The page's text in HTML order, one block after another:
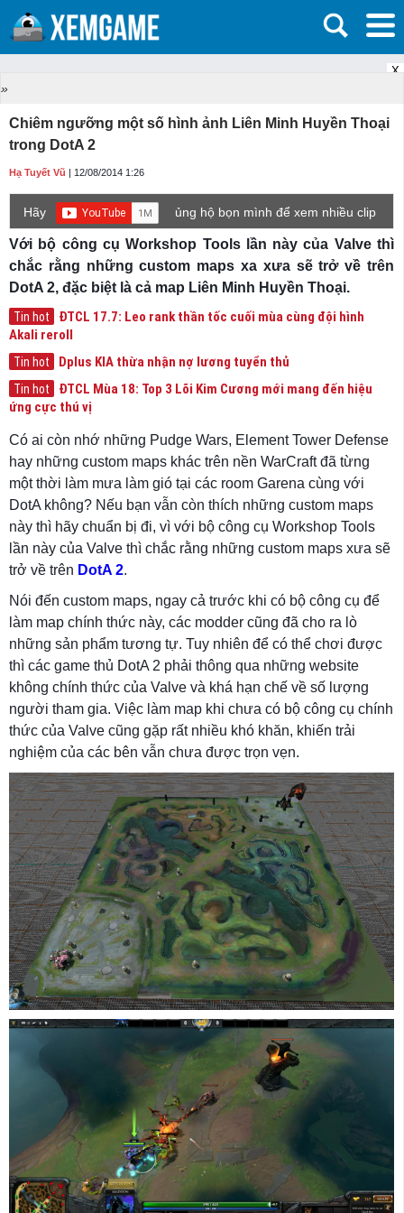
X
»
Chiêm ngưỡng một số hình ảnh Liên Minh Huyền Thoại
trong DotA 2
Hạ Tuyết Vũ | 12/08/2014 1:26
Hãy
ủng hộ bọn mình để xem nhiều clip
game mới hơn nhé!
Với bộ công cụ Workshop Tools lần này của Valve thì
chắc rằng những custom maps xa xưa sẽ trở về trên
DotA 2, đặc biệt là cả map Liên Minh Huyền Thoại.
Tin hot
ĐTCL 17.7: Leo rank thần tốc cuối mùa cùng đội hình
Akali reroll
Tin hot Dplus KIA thừa nhận nợ lương tuyển thủ
Tin hot
ĐTCL Mùa 18: Top 3 Lõi Kim Cương mới mang đến hiệu
ứng cực thú vị
Có ai còn nhớ những Pudge Wars, Element Tower Defense
hay những custom maps khác trên nền WarCraft đã từng
một thời làm mưa làm gió tại các room Garena cùng với
DotA không? Nếu bạn vẫn còn thích những custom maps
này thì hãy chuẩn bị đi, vì với bộ công cụ Workshop Tools
lần này của Valve thì chắc rằng những custom maps xưa sẽ
trở về trên DotA 2.
Nói đến custom maps, ngay cả trước khi có bộ công cụ để
làm map chính thức này, các modder cũng đã cho ra lò
những sản phẩm tương tự. Tuy nhiên để có thể chơi được
thì các game thủ DotA 2 phải thông qua những website
không chính thức của Valve và khá hạn chế về số lượng
người tham gia. Việc làm map khi chưa có bộ công cụ chính
thức của Valve cũng gặp rất nhiều khó khăn, khiến trải
nghiệm của các bên vẫn chưa được trọn vẹn.